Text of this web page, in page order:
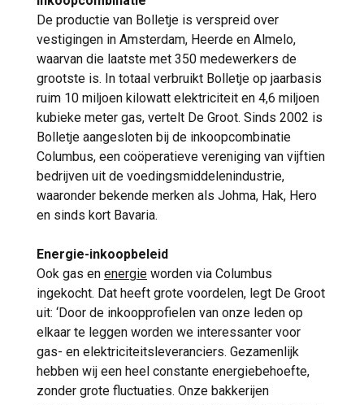
De productie van Bolletje is verspreid over
vestigingen in Amsterdam, Heerde en Almelo,
waarvan die laatste met 350 medewerkers de
grootste is. In totaal verbruikt Bolletje op jaarbasis
ruim 10 miljoen kilowatt elektriciteit en 4,6 miljoen
kubieke meter gas, vertelt De Groot. Sinds 2002 is
Bolletje aangesloten bij de inkoopcombinatie
Columbus, een coöperatieve vereniging van vijftien
bedrijven uit de voedingsmiddelenindustrie,
waaronder bekende merken als Johma, Hak, Hero
en sinds kort Bavaria.
Energie-inkoopbeleid
Ook gas en energie worden via Columbus
ingekocht. Dat heeft grote voordelen, legt De Groot
uit: ‘Door de inkoopprofielen van onze leden op
elkaar te leggen worden we interessanter voor
gas- en elektriciteitsleveranciers. Gezamenlijk
hebben wij een heel constante energiebehoefte,
zonder grote fluctuaties. Onze bakkerijen